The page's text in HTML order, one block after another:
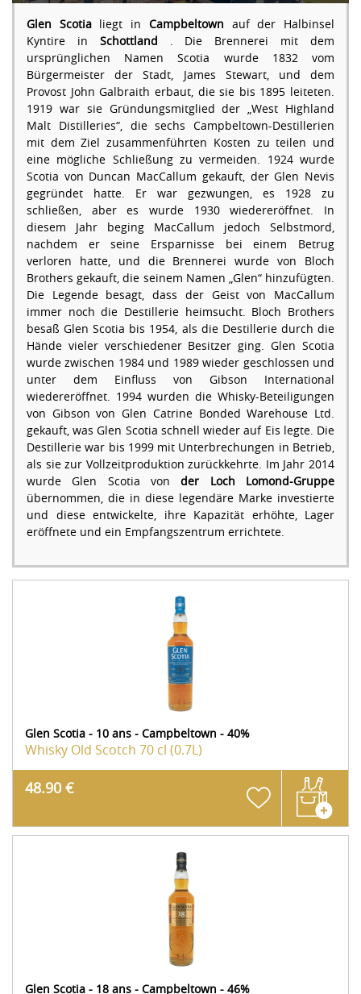
Glen Scotialiegt in Campbeltown auf der Halbinsel
Kyntire in Schottland . Die Brennerei mit dem
ursprünglichen Namen Scotia wurde 1832 vom
Bürgermeister der Stadt, James Stewart, und dem
Provost John Galbraith erbaut, die sie bis 1895 leiteten.
1919 war sie Gründungsmitglied der „West Highland
Malt Distilleries“, die sechs Campbeltown-Destillerien
mit dem Ziel zusammenführten Kosten zu teilen und
eine mögliche Schließung zu vermeiden. 1924 wurde
Scotia von Duncan MacCallum gekauft, der Glen Nevis
gegründet hatte. Er war gezwungen, es 1928 zu
schließen, aber es wurde 1930 wiedereröffnet. In
diesem Jahr beging MacCallum jedoch Selbstmord,
nachdem er seine Ersparnisse bei einem Betrug
verloren hatte, und die Brennerei wurde von Bloch
Brothers gekauft, die seinem Namen „Glen“ hinzufügten.
Die Legende besagt, dass der Geist von MacCallum
immer noch die Destillerie heimsucht. Bloch Brothers
besaß Glen Scotia bis 1954, als die Destillerie durch die
Hände vieler verschiedener Besitzer ging. Glen Scotia
wurde zwischen 1984 und 1989 wieder geschlossen und
unter dem Einfluss von Gibson International
wiedereröffnet. 1994 wurden die Whisky-Beteiligungen
von Gibson von Glen Catrine Bonded Warehouse Ltd.
gekauft, was Glen Scotia schnell wieder auf Eis legte. Die
Destillerie war bis 1999 mit Unterbrechungen in Betrieb,
als sie zur Vollzeitproduktion zurückkehrte. Im Jahr 2014
wurde Glen Scotia vonder Loch Lomond-Gruppe
übernommen, die in diese legendäre Marke investierte
und diese entwickelte, ihre Kapazität erhöhte, Lager
eröffnete und ein Empfangszentrum errichtete.
Glen Scotia - 10 ans - Campbeltown - 40%
Whisky Old Scotch 70 cl (0.7L)
48.90 €
Glen Scotia - 18 ans - Campbeltown - 46%